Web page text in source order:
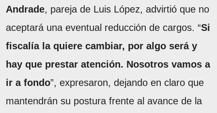
Andrade, pareja de Luis López, advirtió que no
aceptará una eventual reducción de cargos. “Si
fiscalía la quiere cambiar, por algo será y
hay que prestar atención. Nosotros vamos a
ir a fondo”, expresaron, dejando en claro que
mantendrán su postura frente al avance de la